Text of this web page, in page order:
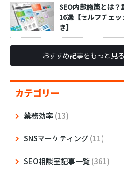
SEO内部施策とは？
16選【セルフチェッ
き】
おすすめ記事をもっと見る
カテゴリー
業務効率(13)
SNSマーケティング(11)
SEO相談室記事一覧(361)